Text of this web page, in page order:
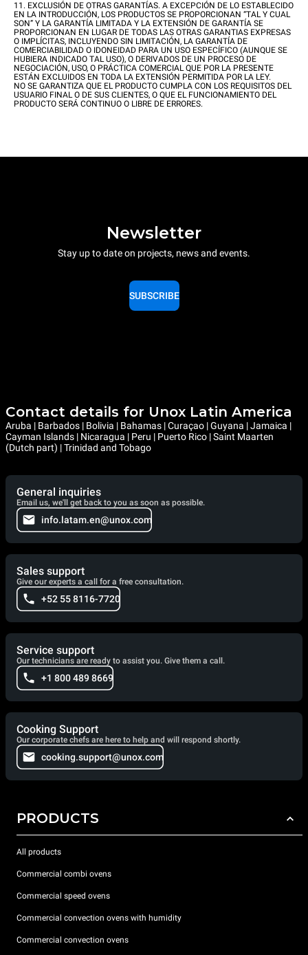
11. EXCLUSIÓN DE OTRAS GARANTÍAS. A EXCEPCIÓN DE LO ESTABLECIDO
EN LA INTRODUCCIÓN, LOS PRODUCTOS SE PROPORCIONAN “TAL Y CUAL
SON” Y LA GARANTÍA LIMITADA Y LA EXTENSIÓN DE GARANTÍA SE
PROPORCIONAN EN LUGAR DE TODAS LAS OTRAS GARANTIAS EXPRESAS
O IMPLÍCITAS, INCLUYENDO SIN LIMITACIÓN, LA GARANTÍA DE
COMERCIABILIDAD O IDONEIDAD PARA UN USO ESPECÍFICO (AUNQUE SE
HUBIERA INDICADO TAL USO), O DERIVADOS DE UN PROCESO DE
NEGOCIACIÓN, USO, O PRÁCTICA COMERCIAL QUE POR LA PRESENTE
ESTÁN EXCLUIDOS EN TODA LA EXTENSIÓN PERMITIDA POR LA LEY.
NO SE GARANTIZA QUE EL PRODUCTO CUMPLA CON LOS REQUISITOS DEL
USUARIO FINAL O DE SUS CLIENTES, O QUE EL FUNCIONAMIENTO DEL
PRODUCTO SERÁ CONTINUO O LIBRE DE ERRORES.
Newsletter
Stay up to date on projects, news and events.
SUBSCRIBE
Contact details for Unox Latin America
Aruba | Barbados | Bolivia | Bahamas | Curaçao | Guyana | Jamaica |
Cayman Islands | Nicaragua | Peru | Puerto Rico | Saint Maarten
(Dutch part) | Trinidad and Tobago
General inquiries
Email us, we'll get back to you as soon as possible.
info.latam.en@unox.com
Sales support
Give our experts a call for a free consultation.
+52 55 8116-7720
Service support
Our technicians are ready to assist you. Give them a call.
+1 800 489 8669
Cooking Support
Our corporate chefs are here to help and will respond shortly.
cooking.support@unox.com
PRODUCTS
All products
Commercial combi ovens
Commercial speed ovens
Commercial convection ovens with humidity
Commercial convection ovens